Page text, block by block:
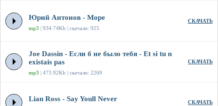
Юрий Антонов - Море
mp3 | 934.74Kb | скачали: 925
СКАЧАТЬ
Joe Dassin - Если б не было тебя - Et si tu n
existais pas
mp3 | 473.92Kb | скачали: 2269
СКАЧАТЬ
Lian Ross - Say Youll Never СКАЧАТЬ